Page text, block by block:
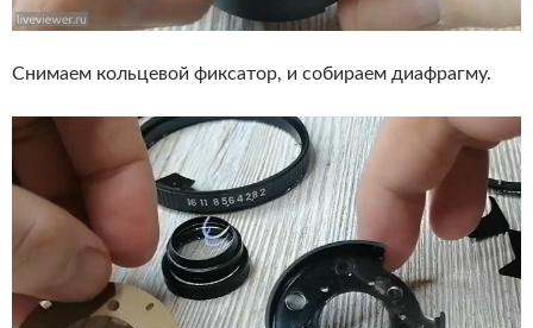
Снимаем кольцевой фиксатор, и собираем диафрагму.